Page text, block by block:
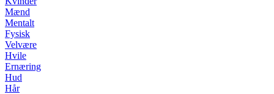
Mænd
Mentalt
Fysisk
Velvære
Hvile
Ernæring
Hud
Hår